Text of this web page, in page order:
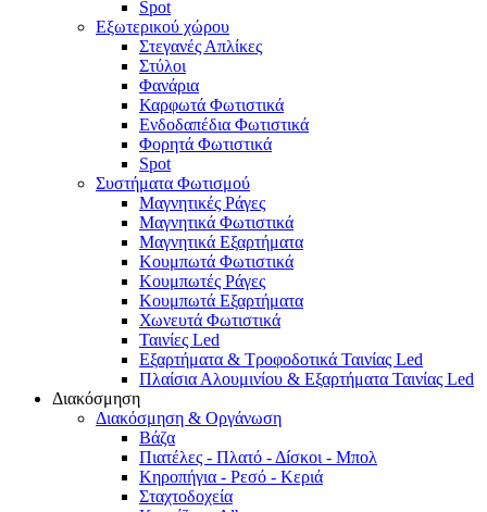
Spot
Εξωτερικού χώρου
Στεγανές Απλίκες
Στύλοι
Φανάρια
Καρφωτά Φωτιστικά
Ενδοδαπέδια Φωτιστικά
Φορητά Φωτιστικά
Spot
Συστήματα Φωτισμού
Μαγνητικές Ράγες
Μαγνητικά Φωτιστικά
Μαγνητικά Εξαρτήματα
Κουμπωτά Φωτιστικά
Κουμπωτές Ράγες
Κουμπωτά Εξαρτήματα
Χωνευτά Φωτιστικά
Ταινίες Led
Εξαρτήματα & Τροφοδοτικά Ταινίας Led
Πλαίσια Αλουμινίου & Εξαρτήματα Ταινίας Led
Διακόσμηση
Διακόσμηση & Οργάνωση
Βάζα
Πιατέλες - Πλατό - Δíσκοι - Μπολ
Κηροπήγια - Ρεσό - Κεριά
Σταχτοδοχεία